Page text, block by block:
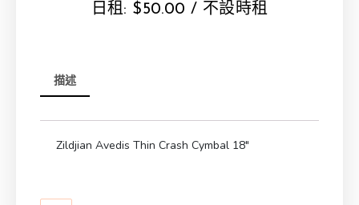
日租: $50.00 / 不設時租
描述
Zildjian Avedis Thin Crash Cymbal 18″